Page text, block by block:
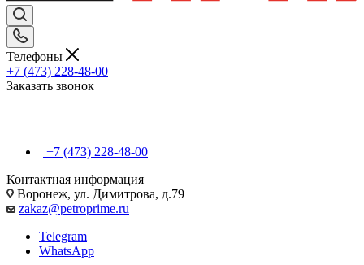
Телефоны
+7 (473) 228-48-00
Заказать звонок
+7 (473) 228-48-00
Контактная информация
Воронеж, ул. Димитрова, д.79
zakaz@petroprime.ru
Telegram
WhatsApp